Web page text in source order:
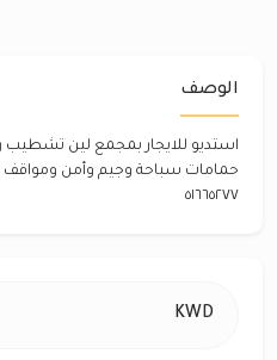
الوصف
استديو للايجار بمجمع لين تشطيب
حمامات سباحة وجيم وأمن
٥١٦٦٥٢٧٧
KWD